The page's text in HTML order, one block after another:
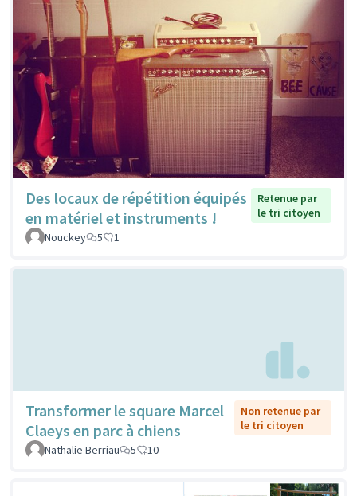
Des locaux de répétition équipés
en matériel et instruments !
Retenue par
le tri citoyen
Nouckey
5 1
Transformer le square Marcel
Claeys en parc à chiens
Non retenue par
le tri citoyen
Nathalie Berriau
5 10